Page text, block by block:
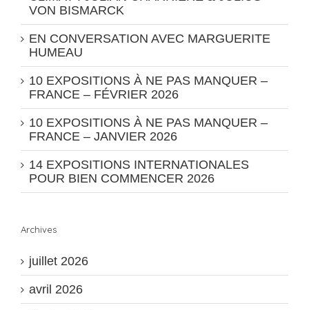
VON BISMARCK
EN CONVERSATION AVEC MARGUERITE
HUMEAU
10 EXPOSITIONS À NE PAS MANQUER –
FRANCE – FÉVRIER 2026
10 EXPOSITIONS À NE PAS MANQUER –
FRANCE – JANVIER 2026
14 EXPOSITIONS INTERNATIONALES
POUR BIEN COMMENCER 2026
Archives
juillet 2026
avril 2026